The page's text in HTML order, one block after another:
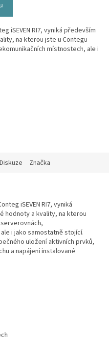
iSEVEN RI7, vyniká především
na kterou jste u Contegu
místnostech, ale i
Diskuze Značka
iSEVEN RI7, vyniká
hodnoty a kvality, na kterou
i jako samostatně stojící.
uložení aktivních prvků,
a napájení instalované